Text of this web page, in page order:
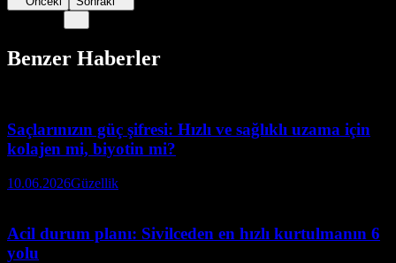
Benzer Haberler
Saçlarınızın güç şifresi: Hızlı ve sağlıklı uzama için
kolajen mi, biyotin mi?
10.06.2026Güzellik
Acil durum planı: Sivilceden en hızlı kurtulmanın 6
yolu